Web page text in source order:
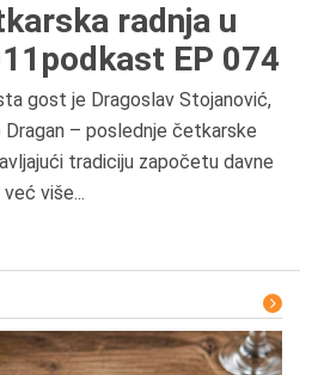
radnja u
EP 074
gost je Dragoslav Stojanović,
– poslednje četkarske
tradiciju započetu davne
više...